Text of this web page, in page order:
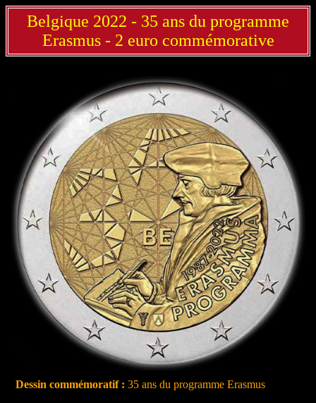
Belgique 2022 - 35 ans du programme
Erasmus - 2 euro commémorative
Dessin commémoratif : 35 ans du programme Erasmus